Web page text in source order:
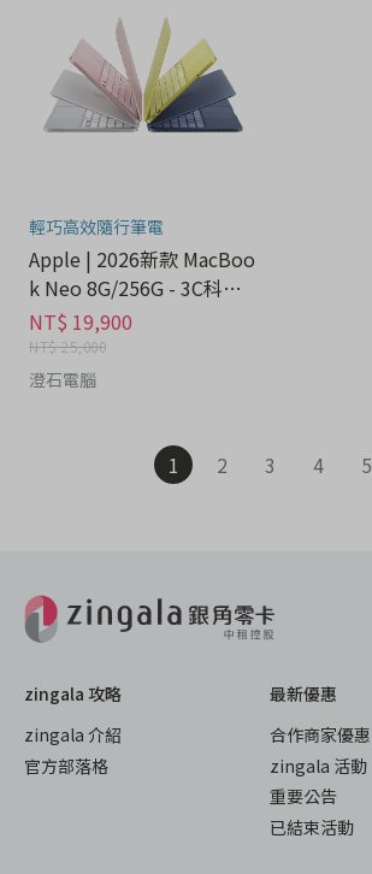
輕巧高效隨行筆電
Apple | 2026新款 MacBoo
k Neo 8G/256G - 3C科技
分期
NT$ 19,900
NT$ 25,000
澄石電腦
1 2 3 4 5
zingala 攻略
zingala 介紹
官方部落格
最新優惠
合作商家優惠
zingala 活動
重要公告
已結束活動